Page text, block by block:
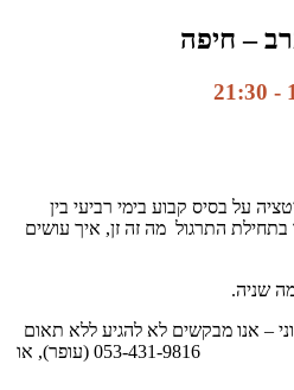
– חיפה
-
21:30
על בסיס קבוע בימי רביעי בין
מוסבר בתחילת התרגול מה זה זן, איך עושים
– אנו מבקשים לא להגיע ללא תאום
מראש. לשאלות ופרטים נוספים: 053-431-9816 (עופר), או